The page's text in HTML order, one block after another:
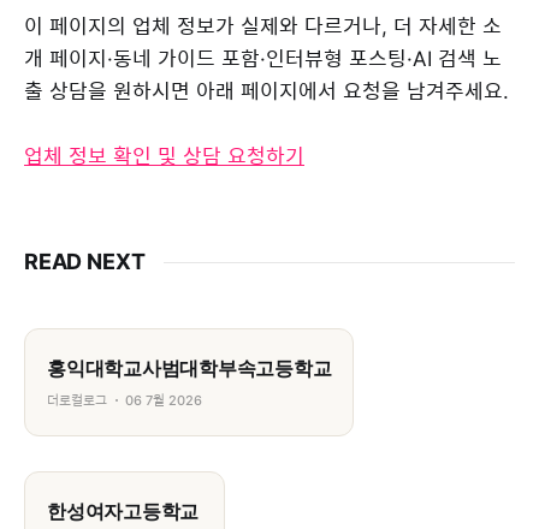
이 페이지의 업체 정보가 실제와 다르거나, 더 자세한 소
개 페이지·동네 가이드 포함·인터뷰형 포스팅·AI 검색 노
출 상담을 원하시면 아래 페이지에서 요청을 남겨주세요.
업체 정보 확인 및 상담 요청하기
READ NEXT
홍익대학교사범대학부속고등학교
더로컬로그 06 7월 2026
한성여자고등학교